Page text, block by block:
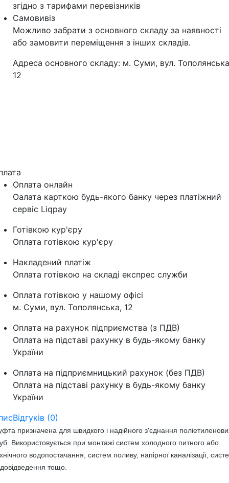
згідно з тарифами перевізників
Самовивіз
Можливо забрати з основного складу за наявності
або замовити переміщення з інших складів.
Адреса основного складу: м. Суми, вул.
12
Оплата онлайн
Оалата карткою будь-якого банку через платіжний
сервіс Liqpay
Готівкою кур'єру
Оплата готівкою кур'єру
Накладений платіж
Оплата готівкою на складі експрес служби
Оплата готівкою у нашому офісі
м. Суми, вул. Тополянська, 12
Оплата на рахунок підприємства (з ПДВ)
Оплата на підставі рахунку в будь-якому банку
України
Оплата на підприємницький рахунок (без ПДВ)
Оплата на підставі рахунку в будь-якому банку
України
Відгуків (0)
призначена для швидкого і надійного з'єднання
Використовується при монтажі систем холодного питного або
водопостачання, систем поливу, напірної каналізації,
тощо.